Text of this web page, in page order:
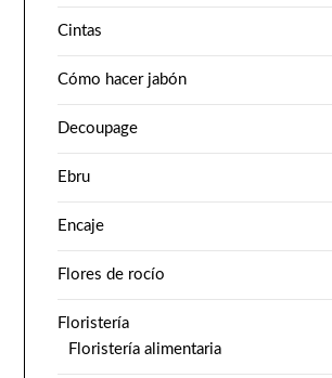
Cintas
Cómo hacer jabón
Decoupage
Ebru
Encaje
Flores de rocío
Floristería
Floristería alimentaria